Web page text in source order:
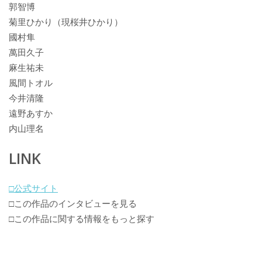
郭智博
菊里ひかり（現桜井ひかり）
國村隼
萬田久子
麻生祐未
風間トオル
今井清隆
遠野あすか
内山理名
LINK
□公式サイト
□この作品のインタビューを見る
□この作品に関する情報をもっと探す